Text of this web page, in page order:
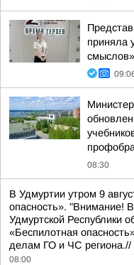
приняла
смыслов»
08:30
В Удмуртии утром 9
опасность». "Внимание!
Удмуртской Республики
«Беспилотная
делам ГО и ЧС региона.//
08:00